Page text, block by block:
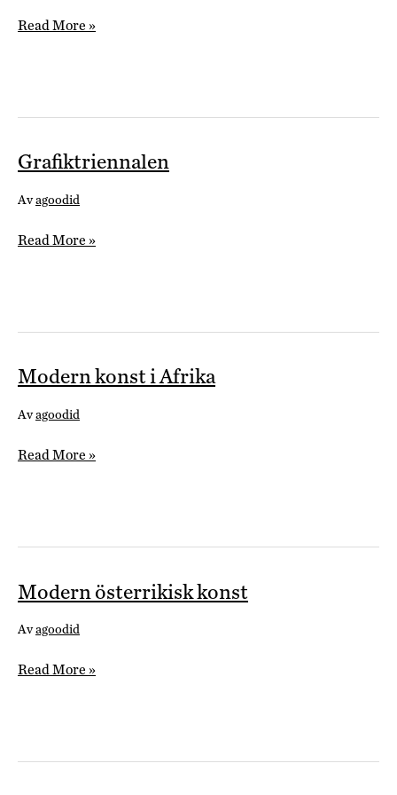
Den
Read More »
Grafiktriennalen
Avagoodid
Grafiktriennalen
Read More »
Modern konst i Afrika
Avagoodid
Modern
Read More »
Modern österrikisk konst
Avagoodid
Modern
Read More »